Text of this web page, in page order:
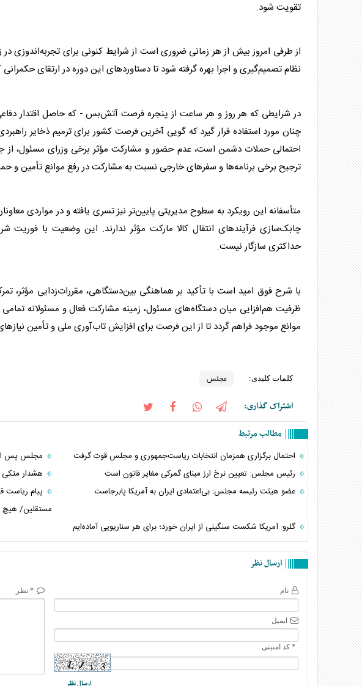
تقویت شود.
از طرفی امروز بیش از هر زمانی ضروری است از شرایط کنونی برای تجربه‌اندوزی در
نظام تصمیم‌گیری و اجرا بهره گرفته شود تا دستاوردهای این دوره در ارتقای حکمرانی
در شرایطی که هر روز و هر ساعت از پنجره فرصت آتش‌بس - که حاصل اقتدار
چنان مورد استفاده قرار گیرد که گویی آخرین فرصت کشور برای ترمیم ذخایر
احتمالی حملات دشمن است، عدم حضور و مشارکت مؤثر برخی وزرای مسئول، از
ترجیح برخی برنامه‌ها و سفرهای خارجی نسبت به مشارکت در رفع موانع تأمین
متأسفانه این رویکرد به سطوح مدیریتی پایین‌تر نیز تسری یافته و در مواردی
چابک‌سازی فرآیندهای انتقال کالا مارکت مؤثر ندارند. این وضعیت با فوریت
حداکثری سازگار نیست.
با شرح فوق امید است با تأکید بر هماهنگی بین‌دستگاهی، مقررات‌زدایی مؤثر،
ظرفیت هم‌افزایی میان دستگاه‌های مسئول، زمینه مشارکت فعال و مسئولانه تمامی
موانع موجود فراهم گردد تا از این فرصت برای افزایش تاب‌آوری ملی و تأمین
کلمات کلیدی: مجلس
اشتراک گذاری:
مطالب مرتبط
احتمال برگزاری همزمان انتخابات ریاست‌جمهوری و مجلس قوت گرفت
مجلس پس از
رئیس مجلس: تعیین نرخ ارز مبنای گمرکی مغایر قانون است
هشدار متکی
عضو هیئت رئیسه مجلس: بی‌اعتمادی ایران به آمریکا پابرجاست
پیام ریاست
مستقلین/ هیچ
گلرو: آمریکا شکست سنگینی از ایران خورد؛ برای هر سناریویی آماده‌ایم
ارسال نظر
نام
ایمیل
* کد امنیتی
* نظر